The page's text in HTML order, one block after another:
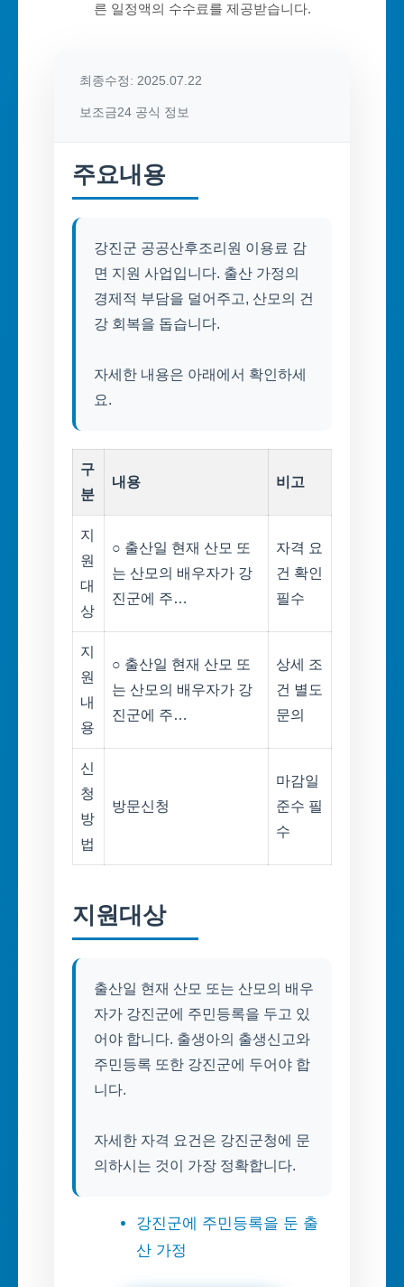
른 일정액의 수수료를 제공받습니다.
최종수정: 2025.07.22
보조금24 공식 정보
주요내용
강진군 공공산후조리원 이용료 감
면 지원 사업입니다. 출산 가정의
경제적 부담을 덜어주고, 산모의 건
강 회복을 돕습니다.
자세한 내용은 아래에서 확인하세
요.
구
분
내용 비고
지
원
대
상
○ 출산일 현재 산모 또
는 산모의 배우자가 강
진군에 주…
자격 요
건 확인
필수
지
원
내
용
○ 출산일 현재 산모 또
는 산모의 배우자가 강
진군에 주…
상세 조
건 별도
문의
신
청
방
법
방문신청
마감일
준수 필
수
지원대상
출산일 현재 산모 또는 산모의 배우
자가 강진군에 주민등록을 두고 있
어야 합니다. 출생아의 출생신고와
주민등록 또한 강진군에 두어야 합
니다.
자세한 자격 요건은 강진군청에 문
의하시는 것이 가장 정확합니다.
강진군에 주민등록을 둔 출
산 가정